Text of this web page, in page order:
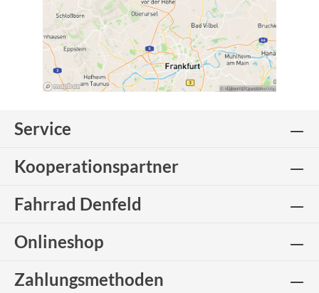
Service
Kooperationspartner
Fahrrad Denfeld
Onlineshop
Zahlungsmethoden